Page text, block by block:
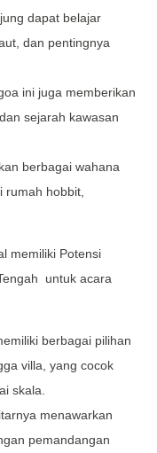
dapat belajar
dan pentingnya
ini juga memberikan
sejarah kawasan
berbagai wahana
rumah hobbit,
memiliki Potensi
untuk acara
berbagai pilihan
villa, yang cocok
skala.
menawarkan
pemandangan